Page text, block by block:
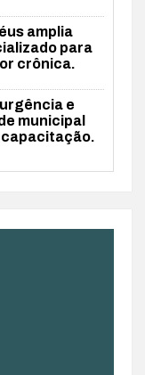
amplia
para
crônica.
e
municipal